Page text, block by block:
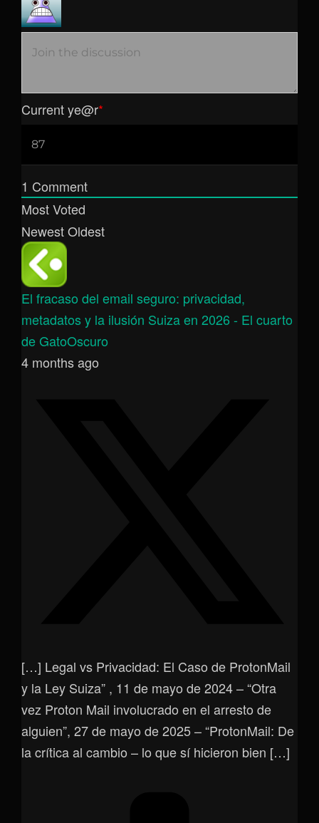
Current ye@r*
1 Comment
Most Voted
NewestOldest
El fracaso del email seguro: privacidad,
metadatos y la ilusión Suiza en 2026 - El cuarto
de GatoOscuro
4 months ago
[…] Legal vs Privacidad: El Caso de ProtonMail
y la Ley Suiza” , 11 de mayo de 2024 – “Otra
vez Proton Mail involucrado en el arresto de
alguien”, 27 de mayo de 2025 – “ProtonMail: De
la crítica al cambio – lo que sí hicieron bien […]